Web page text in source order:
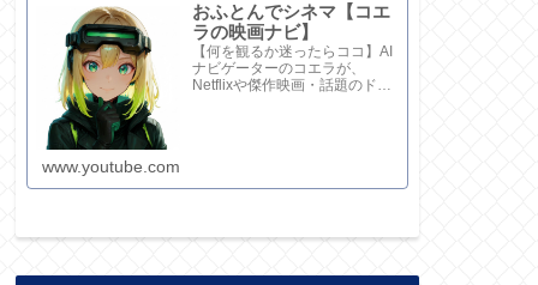
おふとんでシネマ【コエ
ラの映画ナビ】
【何を観るか迷ったらココ】AI
ナビゲーターのコエラが、
Netflixや傑作映画・話題のドラ
www.youtube.com